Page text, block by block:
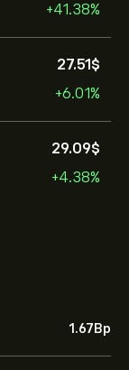
+41.38%
27.51‎$‎
+6.01%
29.09‎$‎
+4.38%
1.67B‎p‎